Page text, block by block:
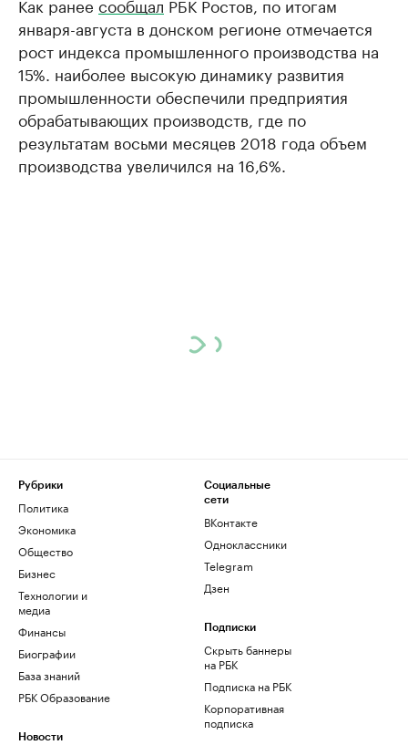
января-августа в донском регионе отмечается
рост индекса промышленного производства на
15%. наиболее высокую динамику развития
промышленности обеспечили предприятия
обрабатывающих производств, где по
результатам восьми месяцев 2018 года объем
производства увеличился на 16,6%.
Рубрики
Политика
Экономика
Общество
Бизнес
Технологии и
медиа
Финансы
Биографии
База знаний
РБК Образование
Новости
Социальные
сети
ВКонтакте
Одноклассники
Telegram
Дзен
Подписки
Скрыть баннеры
на РБК
Подписка на РБК
Корпоративная
подписка